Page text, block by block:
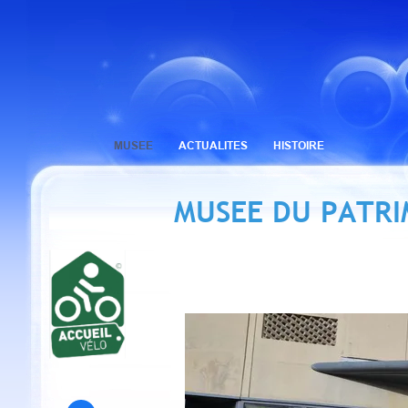
MUSEE ACTUALITES HISTOIRE
MUSEE DU